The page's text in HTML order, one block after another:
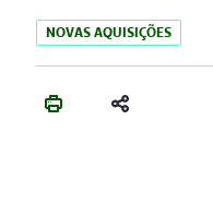
NOVAS AQUISIÇÕES